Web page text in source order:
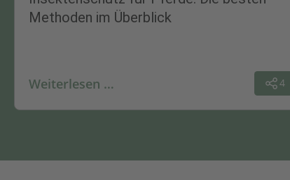
Methoden im Überblick
Weiterlesen … 4